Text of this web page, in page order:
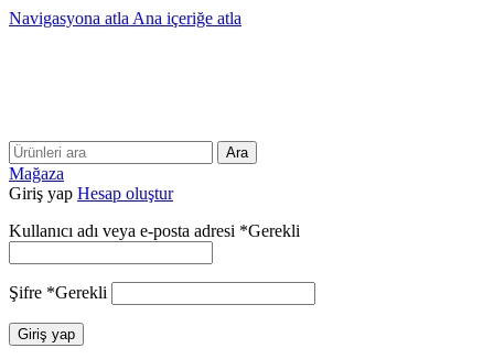
Navigasyona atla Ana içeriğe atla
Ara
Mağaza
Giriş yap Hesap oluştur
Kullanıcı adı veya e-posta adresi *Gerekli
Şifre *Gerekli
Giriş yap